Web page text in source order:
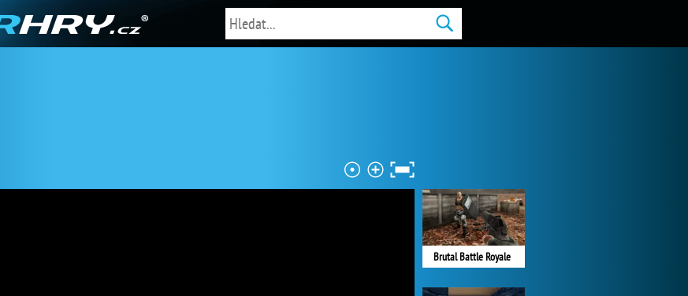
Brutal Battle Royale